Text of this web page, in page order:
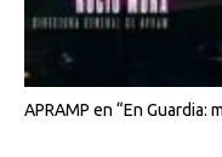
APRAMP en “En Guardia: